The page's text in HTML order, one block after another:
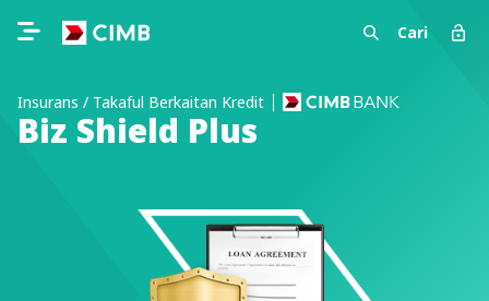
Cari
Insurans / Takaful Berkaitan Kredit
Biz Shield Plus